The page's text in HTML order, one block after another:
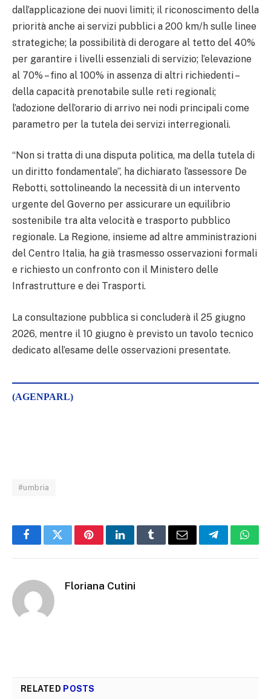
dall’applicazione dei nuovi limiti; il riconoscimento della
priorità anche ai servizi pubblici a 200 km/h sulle linee
strategiche; la possibilità di derogare al tetto del 40%
per garantire i livelli essenziali di servizio; l’elevazione
al 70% – fino al 100% in assenza di altri richiedenti –
della capacità prenotabile sulle reti regionali;
l’adozione dell’orario di arrivo nei nodi principali come
parametro per la tutela dei servizi interregionali.
“Non si tratta di una disputa politica, ma della tutela di
un diritto fondamentale”, ha dichiarato l’assessore De
Rebotti, sottolineando la necessità di un intervento
urgente del Governo per assicurare un equilibrio
sostenibile tra alta velocità e trasporto pubblico
regionale. La Regione, insieme ad altre amministrazioni
del Centro Italia, ha già trasmesso osservazioni formali
e richiesto un confronto con il Ministero delle
Infrastrutture e dei Trasporti.
La consultazione pubblica si concluderà il 25 giugno
2026, mentre il 10 giugno è previsto un tavolo tecnico
dedicato all’esame delle osservazioni presentate.
(AGENPARL)
#umbria
FacebookTwitterPinterestLinkedInTumblrEmail Telegram
Floriana Cutini
RELATED POSTS